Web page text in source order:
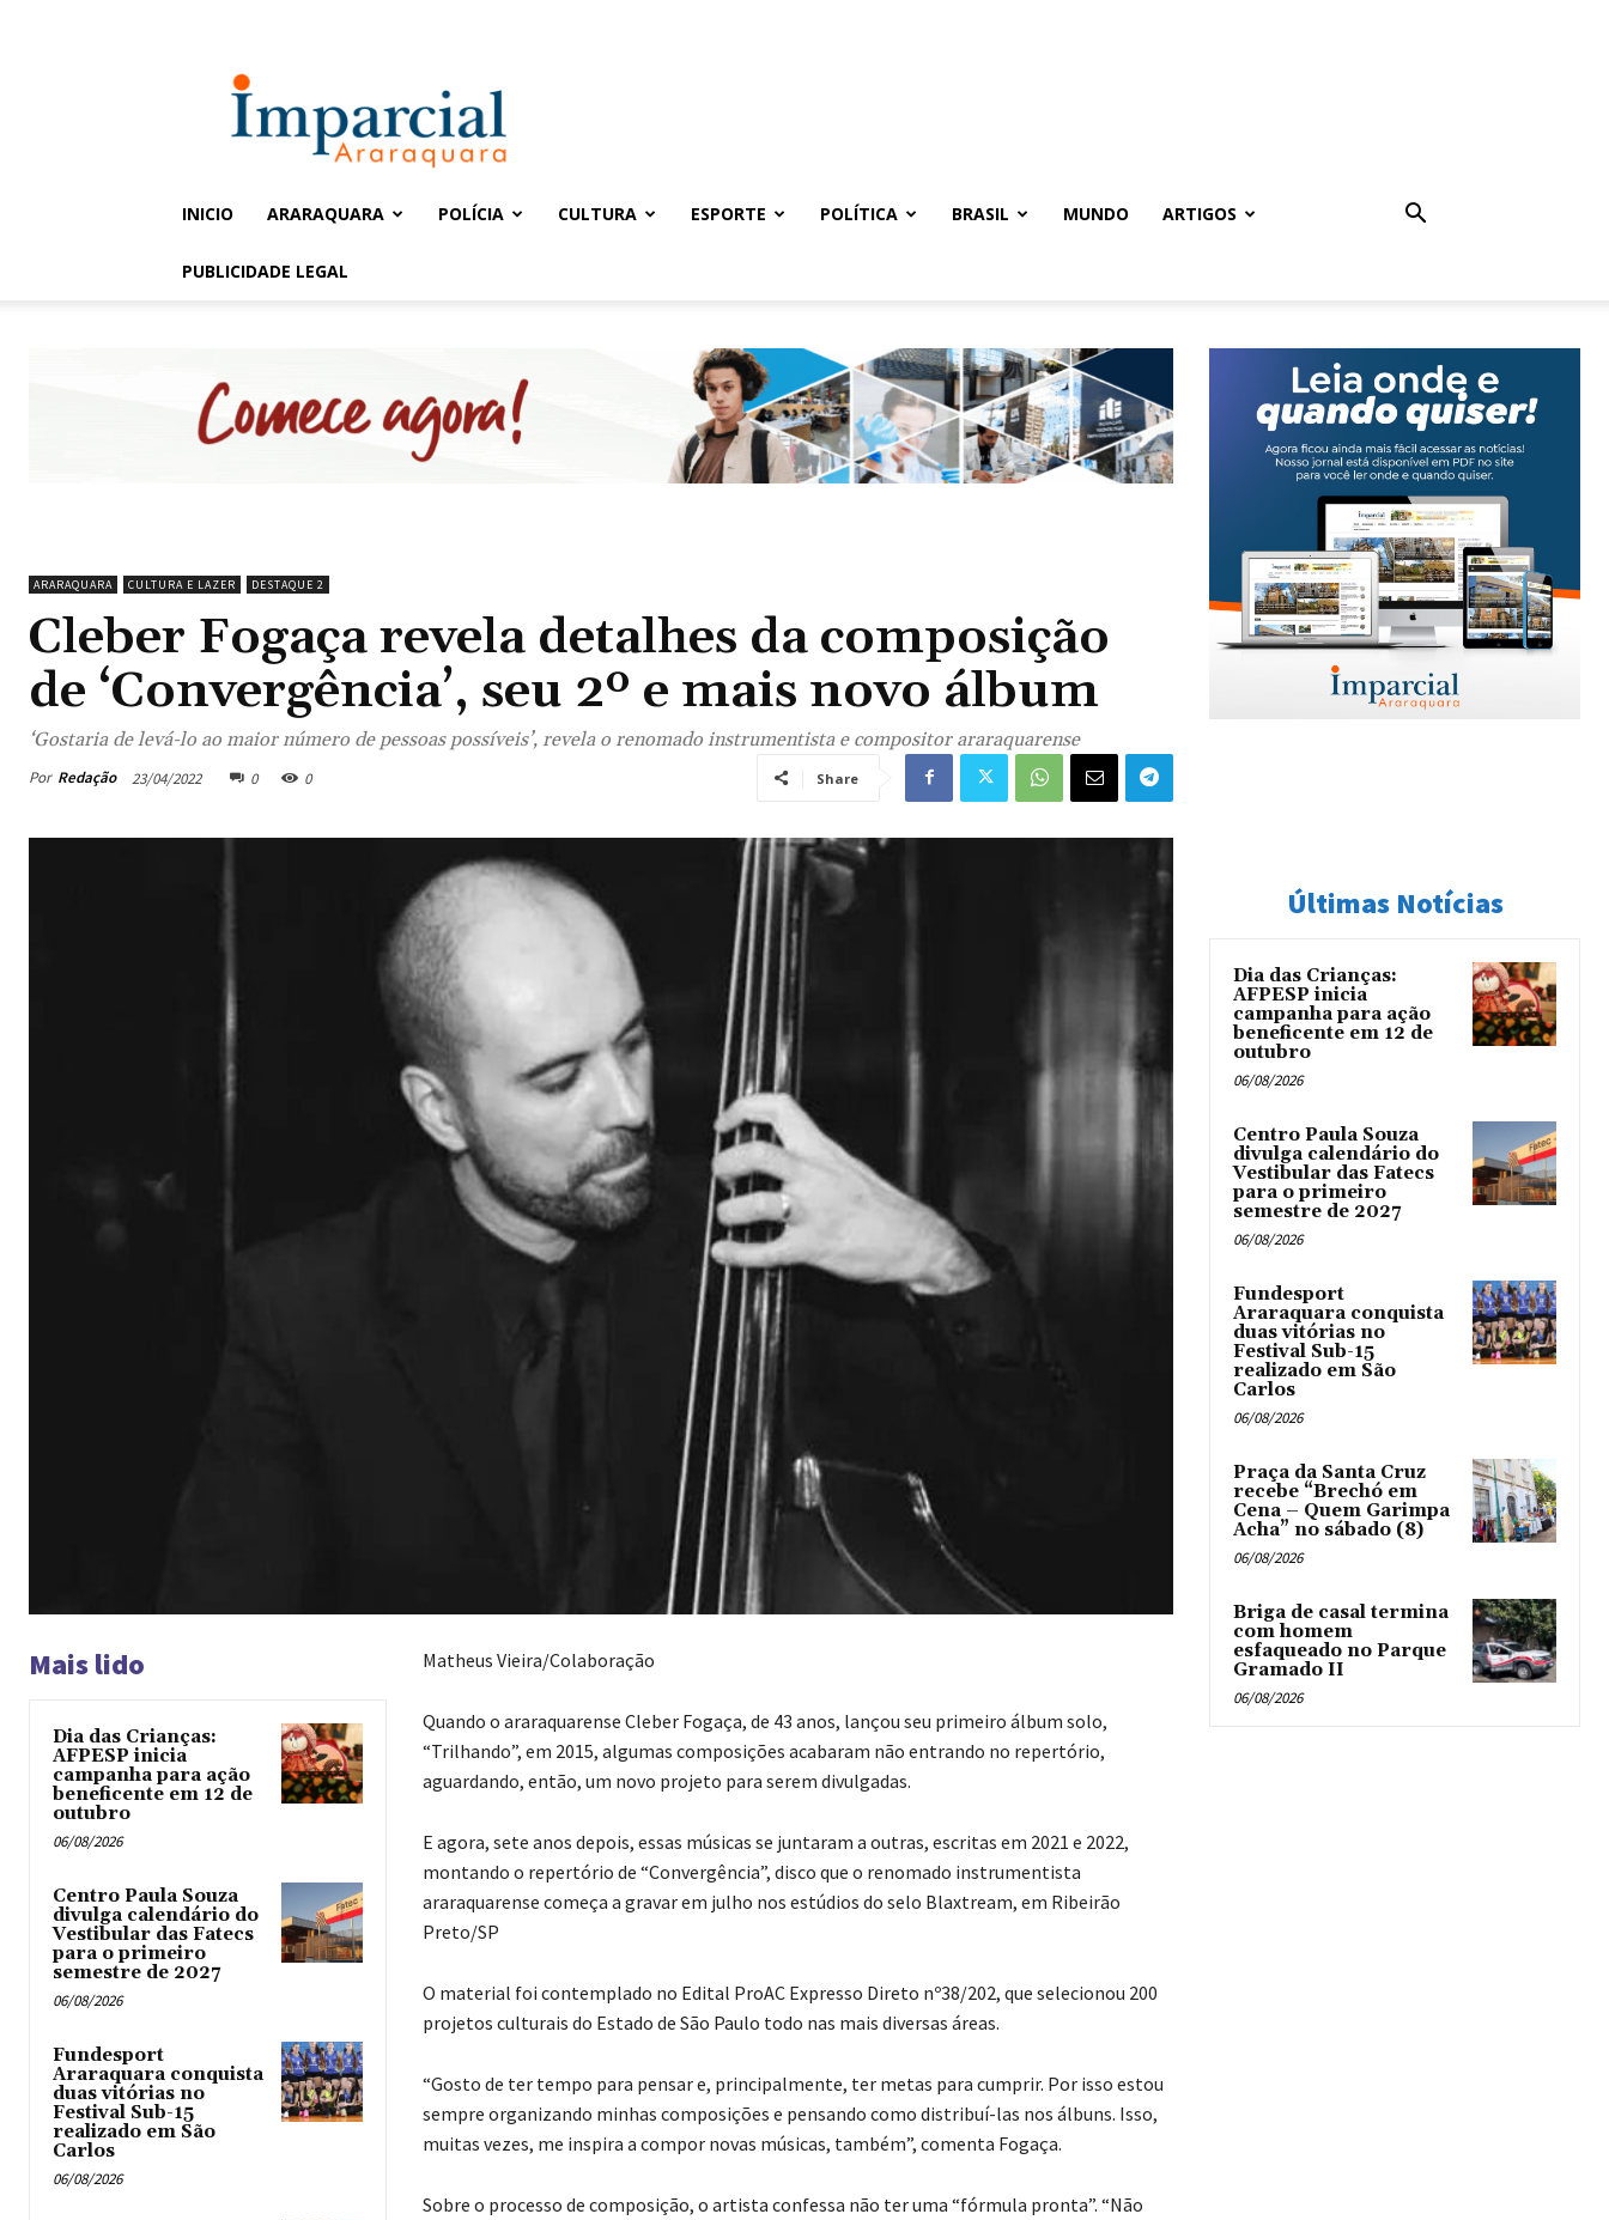
Imparcial
INICIO ARARAQUARA POLÍCIA CULTURA ESPORTE POLÍTICA BRASIL MUNDO ARTIGOS
PUBLICIDADE LEGAL
ARARAQUARA CULTURA E LAZER DESTAQUE 2
Cleber Fogaça revela detalhes da composição
de ‘Convergência’, seu 2º e mais novo álbum
‘Gostaria de levá-lo ao maior número de pessoas possíveis’, revela o renomado instrumentista e compositor araraquarense
Por Redação 23/04/2022 0 0 Share
Mais lido
Dia das Crianças:
AFPESP inicia
campanha para ação
beneficente em 12 de
outubro
06/08/2026
Centro Paula Souza
divulga calendário do
Vestibular das Fatecs
para o primeiro
semestre de 2027
06/08/2026
Fundesport
Araraquara conquista
duas vitórias no
Festival Sub-15
realizado em São
Carlos
06/08/2026
Matheus Vieira/Colaboração
Quando o araraquarense Cleber Fogaça, de 43 anos, lançou seu primeiro álbum solo,
“Trilhando”, em 2015, algumas composições acabaram não entrando no repertório,
aguardando, então, um novo projeto para serem divulgadas.
E agora, sete anos depois, essas músicas se juntaram a outras, escritas em 2021 e 2022,
montando o repertório de “Convergência”, disco que o renomado instrumentista
araraquarense começa a gravar em julho nos estúdios do selo Blaxtream, em Ribeirão
Preto/SP
O material foi contemplado no Edital ProAC Expresso Direto nº38/202, que selecionou 200
projetos culturais do Estado de São Paulo todo nas mais diversas áreas.
“Gosto de ter tempo para pensar e, principalmente, ter metas para cumprir. Por isso estou
sempre organizando minhas composições e pensando como distribuí-las nos álbuns. Isso,
muitas vezes, me inspira a compor novas músicas, também”, comenta Fogaça.
Sobre o processo de composição, o artista confessa não ter uma “fórmula pronta”. “Não
Últimas Notícias
Dia das Crianças:
AFPESP inicia
campanha para ação
beneficente em 12 de
outubro
06/08/2026
Centro Paula Souza
divulga calendário do
Vestibular das Fatecs
para o primeiro
semestre de 2027
06/08/2026
Fundesport
Araraquara conquista
duas vitórias no
Festival Sub-15
realizado em São
Carlos
06/08/2026
Praça da Santa Cruz
recebe “Brechó em
Cena – Quem Garimpa
Acha” no sábado (8)
06/08/2026
Briga de casal termina
com homem
esfaqueado no Parque
Gramado II
06/08/2026